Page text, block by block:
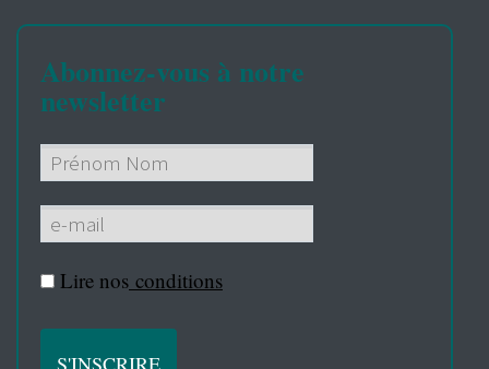
Abonnez-vous à notre
newsletter
Lire nos conditions